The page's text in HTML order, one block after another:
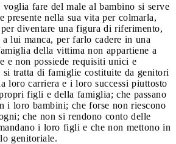
fare del male al bambino si serve
presente nella sua vita per colmarla,
diventare una figura di riferimento,
lui manca, per farlo cadere in una
della vittima non appartiene a
e non possiede requisiti unici e
tratta di famiglie costituite da genitori
loro carriera e i loro successi piuttosto
figli e della famiglia; che passano
i loro bambini; che forse non riescono
che non si rendono conto delle
i loro figli e che non mettono in
genitoriale.